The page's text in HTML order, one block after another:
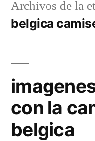
Archivos de la
belgica
con la
belgica